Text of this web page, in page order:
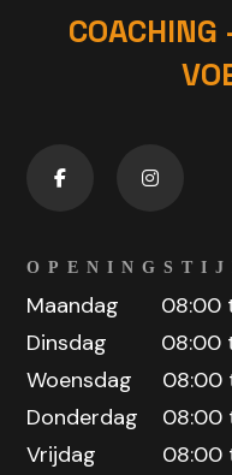
Maandag 08:00
Dinsdag 08:00
Woensdag 08:00
Donderdag 08:00
Vrijdag 08:00